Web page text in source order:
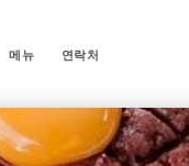
메뉴 연락처